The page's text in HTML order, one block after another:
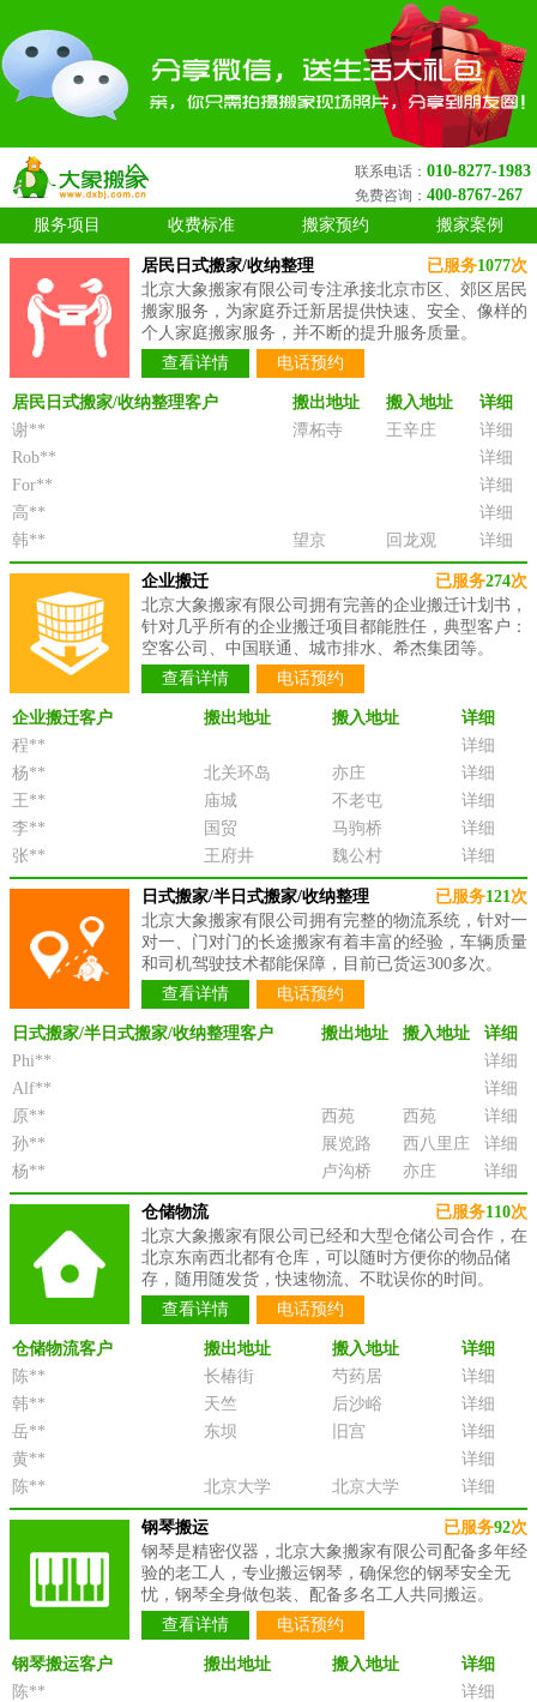
联系电话： 010-8277-1983
免费咨询： 400-8767-267
服务项目
收费标准 搬家预约 搬家案例
已服务1077次
居民日式搬家/收纳整理
北京大象搬家有限公司专注承接北京市区、郊区居民
搬家服务，为家庭乔迁新居提供快速、安全、像样的
个人家庭搬家服务，并不断的提升服务质量。
查看详情
电话预约
居民日式搬家/收纳整理客户 搬出地址 搬入地址
详细
谢**
潭柘寺 王辛庄
详细
Rob**
详细
For**
详细
高**
详细
韩**
望京 回龙观 详细
已服务274次
企业搬迁
北京大象搬家有限公司拥有完善的企业搬迁计划书，
针对几乎所有的企业搬迁项目都能胜任，典型客户：
空客公司、中国联通、城市排水、希杰集团等。
查看详情
电话预约
企业搬迁客户 搬出地址 搬入地址
详细
程**
详细
杨**
北关环岛 亦庄
详细
王**
庙城 不老屯
详细
李**
国贸 马驹桥
详细
张**
王府井 魏公村 详细
已服务121次
日式搬家/半日式搬家/收纳整理
北京大象搬家有限公司拥有完整的物流系统，针对一
对一、门对门的长途搬家有着丰富的经验，车辆质量
和司机驾驶技术都能保障，目前已货运300多次。
查看详情
电话预约
日式搬家/半日式搬家/收纳整理客户 搬出地址 搬入地址
详细
Phi**
详细
Alf**
详细
原**
西苑 西苑
详细
孙**
展览路 西八里庄
详细
杨**
卢沟桥 亦庄 详细
已服务110次
仓储物流
北京大象搬家有限公司已经和大型仓储公司合作，在
北京东南西北都有仓库，可以随时方便你的物品储
存，随用随发货，快速物流、不耽误你的时间。
查看详情
电话预约
仓储物流客户 搬出地址 搬入地址
详细
陈**
长椿街 芍药居
详细
韩**
天竺 后沙峪
详细
岳**
东坝 旧宫
详细
黄**
详细
陈**
北京大学 北京大学 详细
已服务92次
钢琴搬运
钢琴是精密仪器，北京大象搬家有限公司配备多年经
验的老工人，专业搬运钢琴，确保您的钢琴安全无
忧，钢琴全身做包装、配备多名工人共同搬运。
查看详情
电话预约
钢琴搬运客户 搬出地址 搬入地址
详细
陈**
详细